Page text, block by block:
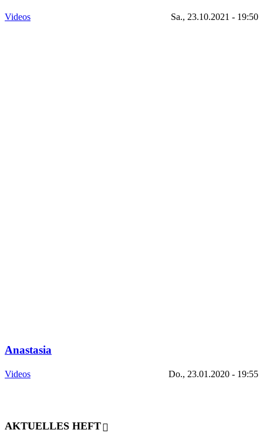
Videos Sa., 23.10.2021 - 19:50
Anastasia
Videos Do., 23.01.2020 - 19:55
AKTUELLES HEFT